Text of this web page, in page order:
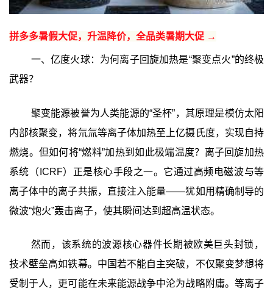
拼多多暑假大促，升温降价，全品类暑期大促 →
一、亿度火球：为何离子回旋加热是“聚变点火”的终极
武器？
聚变能源被誉为人类能源的“圣杯”，其原理是模仿太阳
内部核聚变，将氘氚等离子体加热至上亿摄氏度，实现自持
燃烧。但如何将“燃料”加热到如此极端温度？离子回旋加热
系统（ICRF）正是核心手段之一。它通过高频电磁波与等
离子体中的离子共振，直接注入能量——犹如用精确制导的
微波“炮火”轰击离子，使其瞬间达到超高温状态。
然而，该系统的波源核心器件长期被欧美巨头封锁，
技术壁垒高如铁幕。中国若不能自主突破，不仅聚变梦想将
受制于人，更可能在未来能源战争中沦为战略附庸。等离子